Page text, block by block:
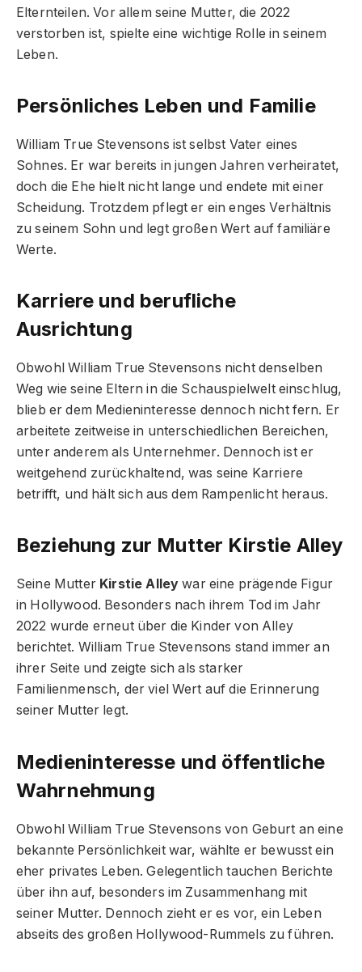
Elternteilen. Vor allem seine Mutter, die 2022
verstorben ist, spielte eine wichtige Rolle in seinem
Leben.
Persönliches Leben und Familie
William True Stevensons ist selbst Vater eines
Sohnes. Er war bereits in jungen Jahren verheiratet,
doch die Ehe hielt nicht lange und endete mit einer
Scheidung. Trotzdem pflegt er ein enges Verhältnis
zu seinem Sohn und legt großen Wert auf familiäre
Werte.
Karriere und berufliche
Ausrichtung
Obwohl William True Stevensons nicht denselben
Weg wie seine Eltern in die Schauspielwelt einschlug,
blieb er dem Medieninteresse dennoch nicht fern. Er
arbeitete zeitweise in unterschiedlichen Bereichen,
unter anderem als Unternehmer. Dennoch ist er
weitgehend zurückhaltend, was seine Karriere
betrifft, und hält sich aus dem Rampenlicht heraus.
Beziehung zur Mutter Kirstie Alley
Seine Mutter Kirstie Alley war eine prägende Figur
in Hollywood. Besonders nach ihrem Tod im Jahr
2022 wurde erneut über die Kinder von Alley
berichtet. William True Stevensons stand immer an
ihrer Seite und zeigte sich als starker
Familienmensch, der viel Wert auf die Erinnerung
seiner Mutter legt.
Medieninteresse und öffentliche
Wahrnehmung
Obwohl William True Stevensons von Geburt an eine
bekannte Persönlichkeit war, wählte er bewusst ein
eher privates Leben. Gelegentlich tauchen Berichte
über ihn auf, besonders im Zusammenhang mit
seiner Mutter. Dennoch zieht er es vor, ein Leben
abseits des großen Hollywood-Rummels zu führen.